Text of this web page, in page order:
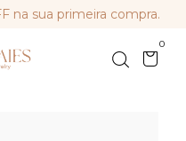
na sua primeira compra.
0